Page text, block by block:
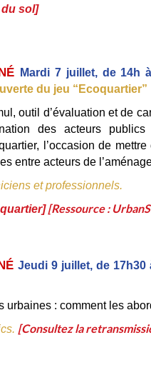
sol]
Mardi 7 juillet, de 14h
du jeu “Ecoquartier”
outil d’évaluation et de
des acteurs
l’occasion de
entre acteurs de
et professionnels.
[Ressource :
Jeudi 9 juillet, de 17h30
urbaines : comment les
[Consultez la